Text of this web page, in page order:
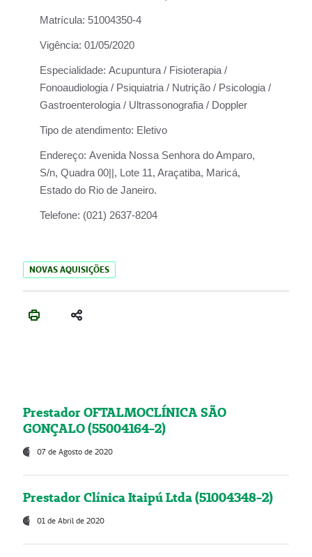
Matrícula: 51004350-4
Vigência: 01/05/2020
Especialidade: Acupuntura / Fisioterapia /
Fonoaudiologia / Psiquiatria / Nutrição / Psicologia /
Gastroenterologia / Ultrassonografia / Doppler
Tipo de atendimento: Eletivo
Endereço: Avenida Nossa Senhora do Amparo,
S/n, Quadra 00||, Lote 11, Araçatiba, Maricá,
Estado do Rio de Janeiro.
Telefone: (021) 2637-8204
NOVAS AQUISIÇÕES
Prestador OFTALMOCLÍNICA SÃO
GONÇALO (55004164-2)
07 de Agosto de 2020
Prestador Clínica Itaipú Ltda (51004348-2)
01 de Abril de 2020